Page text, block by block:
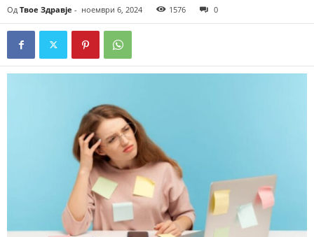
Од Твое Здравје - ноември 6, 2024 1576 0